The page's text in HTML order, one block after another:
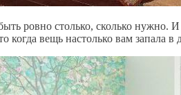
ровно столько, сколько нужно.
вещь настолько вам запала